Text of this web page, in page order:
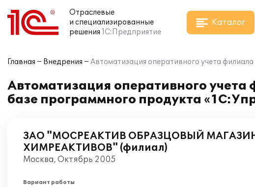
Отраслевые
и специализированные
решения 1С:Предприятие
Каталог
Главная Внедрения Автоматизация оперативного учета
Автоматизация оперативного
базе программного продукта
ЗАО "МОСРЕАКТИВ ОБРАЗЦОВЫЙ
ХИМРЕАКТИВОВ" (филиал)
Москва, Октябрь 2005
Вариант работы